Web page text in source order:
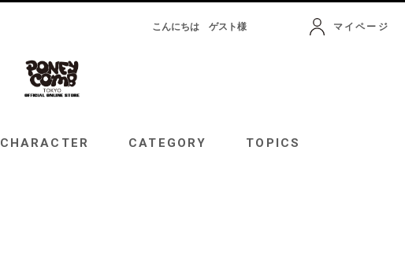
こんにちはゲスト様 マイページ
CHARACTER CATEGORY TOPICS